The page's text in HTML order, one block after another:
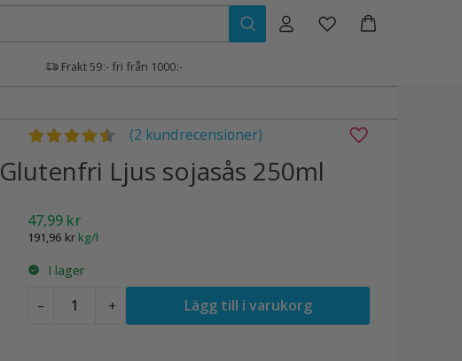
Frakt 59:- fri från 1000:-
Betygsatt4.50 av 5
(2 kundrecensioner)
Glutenfri Ljus sojasås 250ml
47,99 kr
191,96 krkg/l
I lager
–
Glutenfri+ Lägg till i varukorg